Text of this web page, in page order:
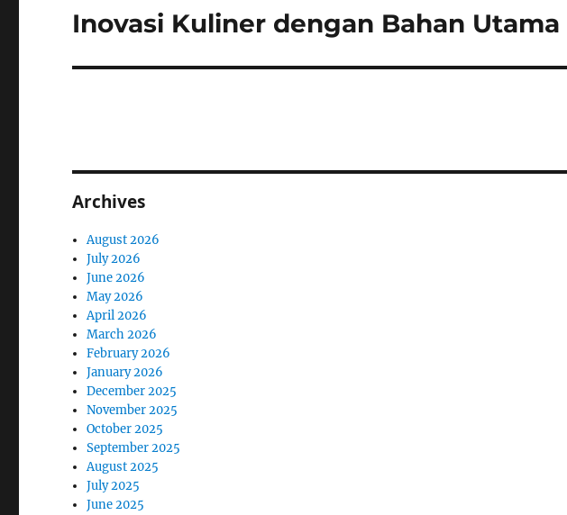
Next
Inovasi Kuliner dengan Bahan
Archives
August 2026
July 2026
June 2026
May 2026
April 2026
March 2026
February 2026
January 2026
December 2025
November 2025
October 2025
September 2025
August 2025
July 2025
June 2025